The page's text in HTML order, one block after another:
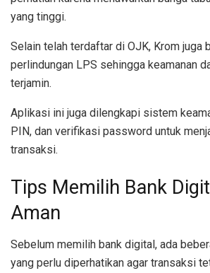
yang tinggi.
Selain telah terdaftar di OJK, Krom juga
perlindungan LPS sehingga keamanan
terjamin.
Aplikasi ini juga dilengkapi sistem
PIN, dan verifikasi password untuk
transaksi.
Tips Memilih Bank
Aman
Sebelum memilih bank digital, ada
yang perlu diperhatikan agar transaksi